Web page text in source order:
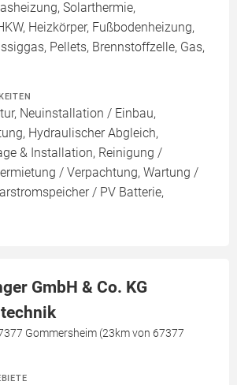
Solarthermie,
Heizkörper, Fußbodenheizung,
Pellets, Brennstoffzelle, Gas,
Neuinstallation / Einbau,
Hydraulischer Abgleich,
& Installation, Reinigung /
/ Verpachtung, Wartung /
/ PV Batterie,
GmbH & Co. KG
Gommersheim (23km von 67377